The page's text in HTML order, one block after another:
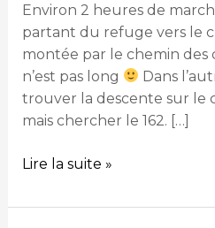
Environ 2 heures de
partant du refuge vers le
montée par le chemin des
n’est pas long
Dans
trouver la descente sur le
mais chercher le 162. […]
Lire la suite »